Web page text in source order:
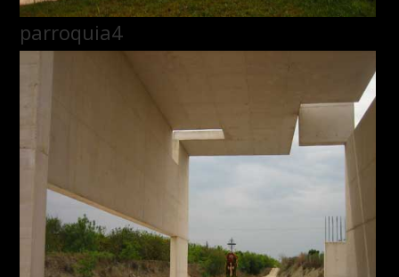
parroquia4